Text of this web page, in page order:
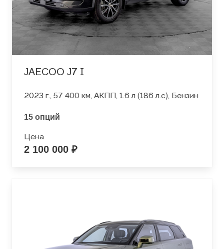
JAECOO J7 I
2023 г., 57 400 км, АКПП, 1.6 л (186 л.с), Бензин
15 опций
Цена
2 100 000 ₽